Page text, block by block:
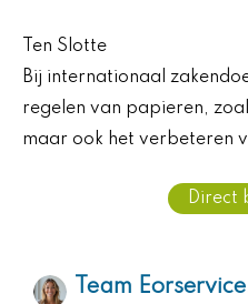
Ten Slotte
Bij internationaal
regelen van papieren,
maar ook het verbeteren
Direct
Team